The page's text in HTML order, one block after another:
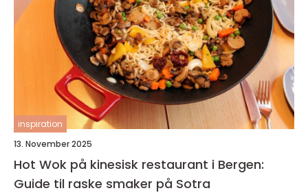
inspiration
13. November 2025
Hot Wok på kinesisk restaurant i Bergen:
Guide til raske smaker på Sotra